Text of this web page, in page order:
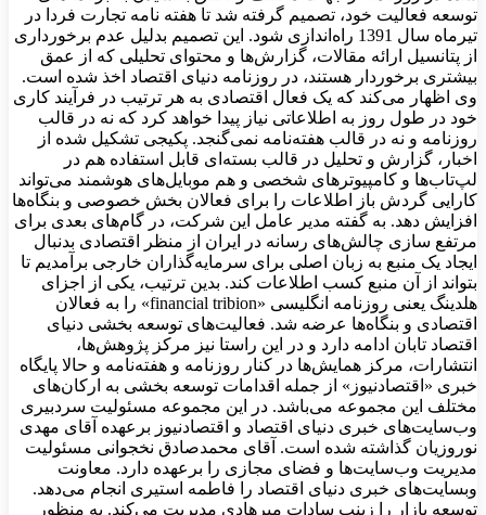
توسعه فعالیت خود، تصمیم گرفته شد تا هفته نامه تجارت فردا در
تیرماه سال 1391 راه‌اندازی شود. این تصمیم بدلیل عدم برخورداری
از پتانسیل ارائه مقالات، گزارش‌ها و محتوای تحلیلی که از عمق
بیشتری برخوردار هستند، در روزنامه دنیای اقتصاد اخذ شده است.
وی اظهار می‌کند که یک فعال اقتصادی به هر ترتیب در فرآیند کاری
خود در طول روز به اطلاعاتی نیاز پیدا خواهد کرد که نه در قالب
روزنامه و نه در قالب هفته‌نامه نمی‌گنجد. پکیجی تشکیل شده از
اخبار، گزارش و تحلیل در قالب بسته‌ای قابل استفاده هم در
لپ‌تاب‌ها و کامپیوترهای شخصی و هم موبایل‌های هوشمند می‌تواند
کارایی گردش باز اطلاعات را برای فعالان بخش خصوصی و بنگاه‌ها
افزایش دهد. به گفته مدیر عامل این شرکت، در گام‌های بعدی برای
مرتفع سازی چالش‌های رسانه در ایران از منظر اقتصادی بدنبال
ایجاد یک منبع به زبان اصلی برای سرمایه‌گذاران خارجی برآمدیم تا
بتواند از آن منبع کسب اطلاعات کند. بدین ترتیب، یکی از اجزای
هلدینگ یعنی روزنامه انگلیسی «financial tribion» را به فعالان
اقتصادی و بنگاه‌ها عرضه شد. فعالیت‌های توسعه بخشی دنیای
اقتصاد تابان ادامه دارد و در این راستا نیز مرکز پژوهش‌ها،
انتشارات، مرکز همایش‌ها در کنار روزنامه و هفته‌نامه و حالا پایگاه
خبری «اقتصادنیوز» از جمله اقدامات توسعه بخشی به ارکان‌های
مختلف این مجموعه می‌باشد. در این مجموعه مسئولیت سردبیری
وب‌سایت‌های خبری دنیای اقتصاد و اقتصادنیوز برعهده آقای مهدی
نوروزیان گذاشته شده است. آقای محمدصادق نخجوانی مسئولیت
مدیریت وب‌سایت‌ها و فضای مجازی را برعهده دارد. معاونت
وبسایت‌های خبری دنیای اقتصاد را فاطمه استیری انجام می‌دهد.
توسعه بازار را زینب سادات میرهادی مدیریت می‌کند. به منظور